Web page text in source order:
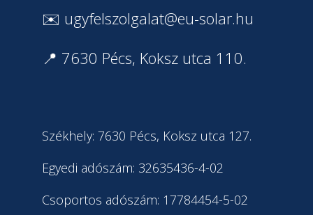
✉️ ugyfelszolgalat@eu-solar.hu
📍 7630 Pécs, Koksz utca 110.
Székhely: 7630 Pécs, Koksz utca 127.
Egyedi adószám: 32635436-4-02
Csoportos adószám: 17784454-5-02